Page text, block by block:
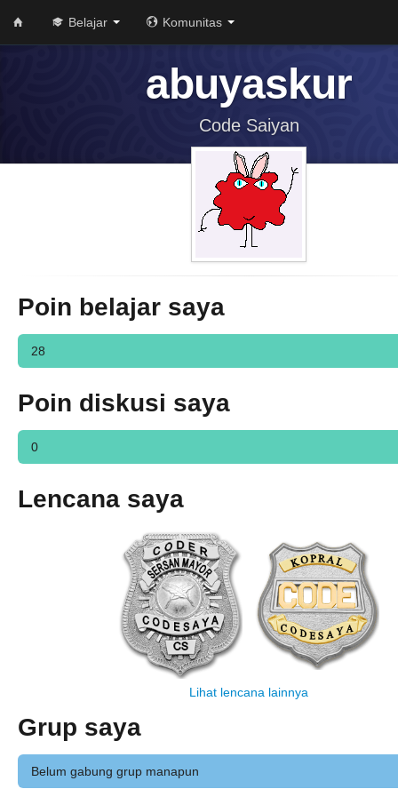
Belajar Komunitas
abuyaskur
Code Saiyan
Poin belajar saya
28
Poin diskusi saya
0
Lencana saya
Lihat lencana lainnya
Grup saya
Belum gabung grup manapun